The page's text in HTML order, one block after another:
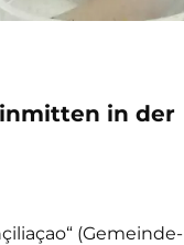
in der
(Gemeinde-